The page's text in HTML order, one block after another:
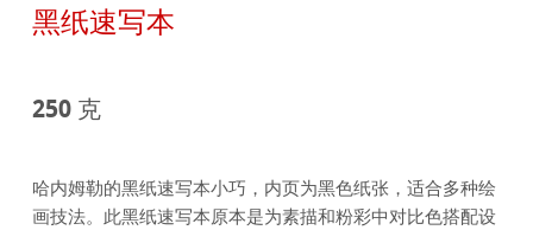
黑纸速写本
250 克
哈内姆勒的黑纸速写本小巧，内页为黑色纸张，适合多种绘
画技法。此黑纸速写本原本是为素描和粉彩中对比色搭配设